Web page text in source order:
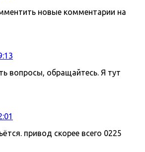
новые комментарии на
вопросы, обращайтесь. Я тут
привод скорее всего 0225